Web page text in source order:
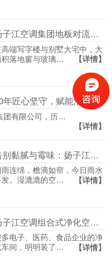
扬子江空调集团地板对流器：破解冬冷夏热难题，打造四季如春的舒适空间
高端写字楼与别墅大宅中，大
积落地窗与玻璃…
【详情】
40年匠心坚守，赋能洁净空气未来
团有限公司，历…
【详情】
告别黏腻与霉味：扬子江空调的梅雨季舒适生活指南
雨连绵，檐滴如帘，今日雨水
发。湿漉漉的空…
【详情】
扬子江空调组合式净化空调箱，彻底解决车间洁净度不达标难题
多电子、医药、食品企业的净
车间，明明装了…
【详情】